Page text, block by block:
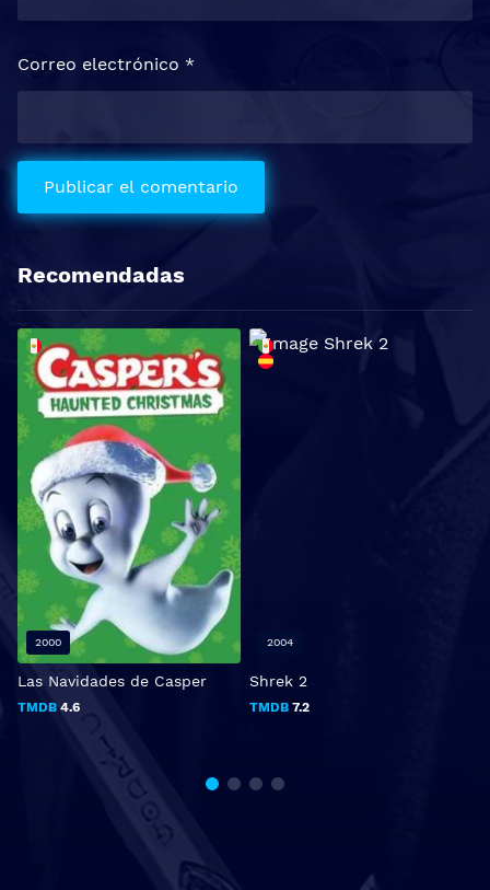
Correo electrónico *
Recomendadas
Las Navidades de Casper
TMDB 4.6
2000
Shrek 2
TMDB 7.2
2004